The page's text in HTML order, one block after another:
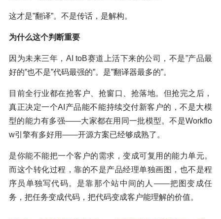
这才是”翻译”。不是传话，是解构。
为什么这个判断重要
因为未来三年，AI toB赛道上活下来的公司，不是”产品最
好的”也不是”代码最强的”。是”翻译器最多的”。
目前全行业都在抢客户、抢窗口、抢落地。但抢完之后，
真正决定一个AI产品能不能持续交付新客户的，不是大模
型的能力有多强——大家都在用同一批模型。不是Workflo
w引擎有多好用——开源方案已经够成熟了。
是你能不能把一个客户的需求，变成可复用的能力单元。
而这个转化过程，靠的不是产品经理单独画图，也不是程
序员单独写代码。是靠那个站中间的人——把图变成任
务，把任务变成代码，把代码变成客户能理解的价值。